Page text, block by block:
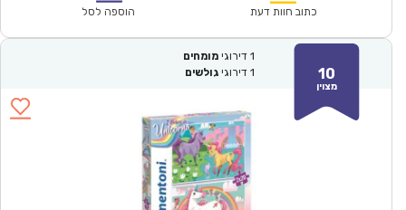
₪53.00.
כתוב חוות דעת הוספה לסל
10
מצוין
1 דירוגי מומחים
1 דירוגי גולשים